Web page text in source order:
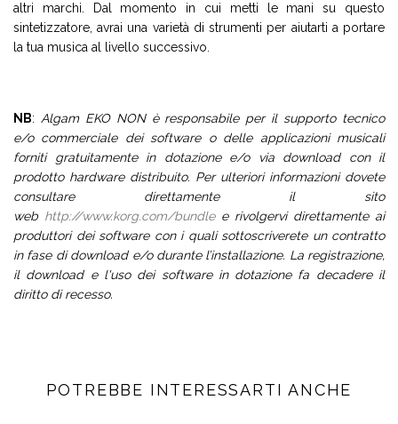
altri marchi. Dal momento in cui metti le mani su questo
sintetizzatore, avrai una varietà di strumenti per aiutarti a portare
la tua musica al livello successivo.
NB: Algam EKO NON è responsabile per il supporto tecnico
e/o commerciale dei software o delle applicazioni musicali
forniti gratuitamente in dotazione e/o via download con il
prodotto hardware distribuito. Per ulteriori informazioni dovete
consultare direttamente il sito
web http://www.korg.com/bundlee rivolgervi direttamente ai
produttori dei software con i quali sottoscriverete un contratto
in fase di download e/o durante l’installazione. La registrazione,
il download e l'uso dei software in dotazione fa decadere il
diritto di recesso.
POTREBBE INTERESSARTI ANCHE